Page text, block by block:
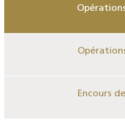
Encours